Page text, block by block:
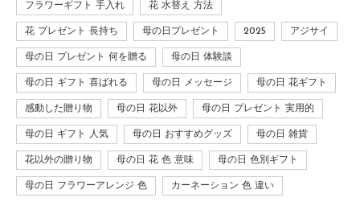
フラワーギフト 手入れ 花 水替え 方法
花 プレゼント 長持ち 母の日プレゼント 2025 アジサイ
母の日 プレゼント 何を贈る 母の日 体験談
母の日 ギフト 喜ばれる 母の日 メッセージ 母の日 花ギフト
感動した贈り物 母の日 花以外 母の日 プレゼント 実用的
母の日 ギフト 人気 母の日 おすすめグッズ 母の日 雑貨
花以外の贈り物 母の日 花 色 意味 母の日 色別ギフト
母の日 フラワーアレンジ 色 カーネーション 色 違い